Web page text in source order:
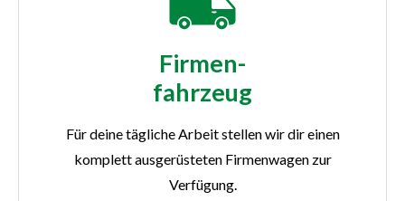
Firmen-
fahrzeug
Für deine tägliche Arbeit stellen wir dir einen
komplett ausgerüsteten Firmenwagen zur
Verfügung.